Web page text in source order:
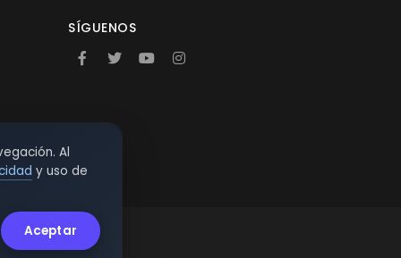
SÍGUENOS
Al
y uso de
Aceptar